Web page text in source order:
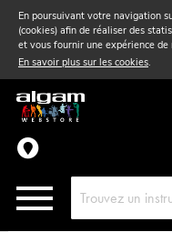
En poursuivant votre navigation
(cookies) afin de réaliser des
et vous fournir une expérience
En savoir plus sur les cookies.
Vent& Violon
Accessoires
Pièces détachées